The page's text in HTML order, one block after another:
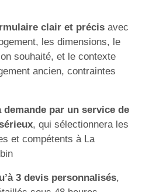
clair et précis avec
les dimensions, le
souhaité, et le contexte
ancien, contraintes
par un service de
, qui sélectionnera les
et compétents à La
3 devis personnalisés,